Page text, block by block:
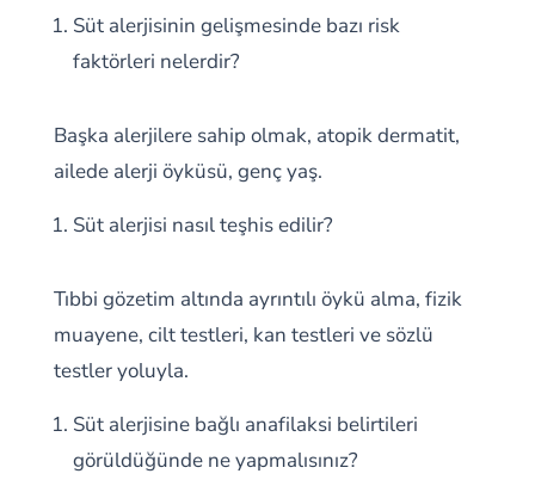
Süt alerjisinin gelişmesinde bazı risk
faktörleri nelerdir?
Başka alerjilere sahip olmak, atopik dermatit,
ailede alerji öyküsü, genç yaş.
Süt alerjisi nasıl teşhis edilir?
Tıbbi gözetim altında ayrıntılı öykü alma, fizik
muayene, cilt testleri, kan testleri ve sözlü
testler yoluyla.
Süt alerjisine bağlı anafilaksi belirtileri
görüldüğünde ne yapmalısınız?